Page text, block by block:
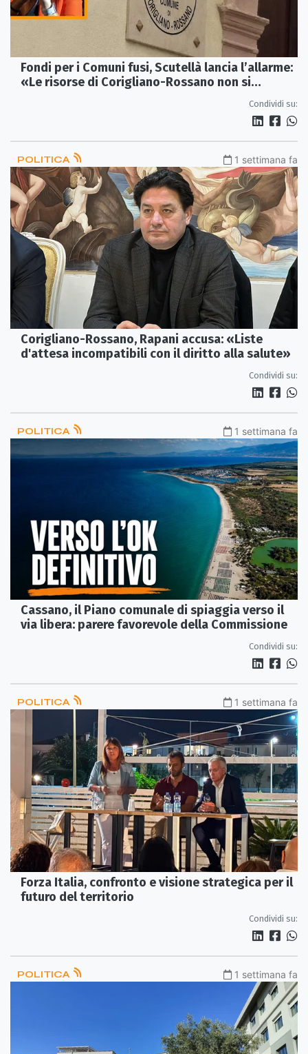
Fondi per i Comuni fusi, Scutellà lancia l’allarme:
«Le risorse di Corigliano-Rossano non si
Condividi su:
POLITICA 1 settimana fa
Corigliano-Rossano, Rapani accusa: «Liste
d'attesa incompatibili con il diritto alla salute»
Condividi su:
POLITICA 1 settimana fa
Cassano, il Piano comunale di spiaggia verso il
via libera: parere favorevole della Commissione
Condividi su:
POLITICA 1 settimana fa
Forza Italia, confronto e visione strategica per il
futuro del territorio
Condividi su:
POLITICA 1 settimana fa